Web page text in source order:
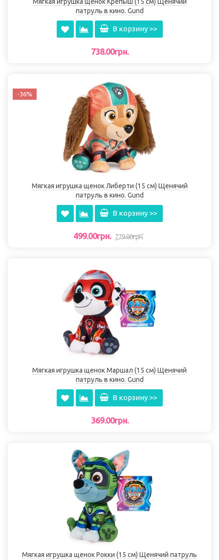
патруль в кино. Gund
В корзину >>
738.00грн.
-36%
Мягкая игрушка щенок Либерти (15 см) Щенячий
патруль в кино. Gund
В корзину >>
499.00грн. 779.00грн.
Мягкая игрушка щенок Маршал (15 см) Щенячий
патруль в кино. Gund
В корзину >>
369.00грн.
Мягкая игрушка щенок Рокки (15 см) Щенячий патруль